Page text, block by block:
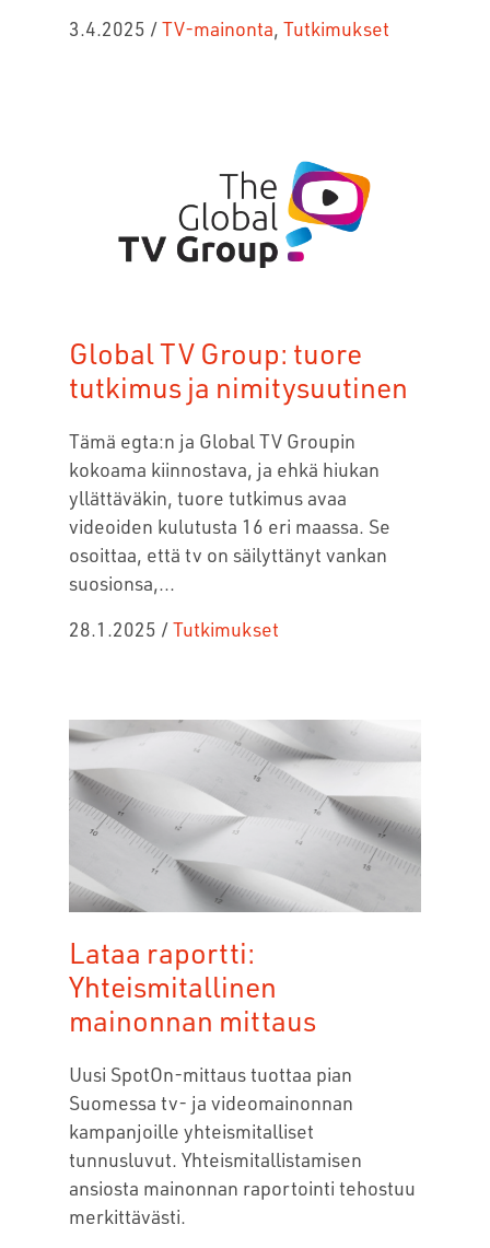
3.4.2025 /TV-mainonta, Tutkimukset
Global TV Group: tuore
tutkimus ja nimitysuutinen
Tämä egta:n ja Global TV Groupin
kokoama kiinnostava, ja ehkä hiukan
yllättäväkin, tuore tutkimus avaa
videoiden kulutusta 16 eri maassa. Se
osoittaa, että tv on säilyttänyt vankan
suosionsa,...
28.1.2025 /Tutkimukset
Lataa raportti:
Yhteismitallinen
mainonnan mittaus
Uusi SpotOn-mittaus tuottaa pian
Suomessa tv- ja videomainonnan
kampanjoille yhteismitalliset
tunnusluvut. Yhteismitallistamisen
ansiosta mainonnan raportointi tehostuu
merkittävästi.